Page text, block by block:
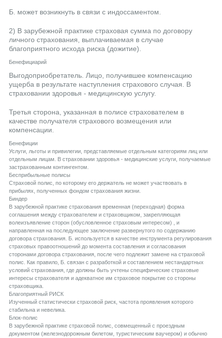
Б. может возникнуть в связи с индоссаментом.
2) В зарубежной практике страховая сумма по договору
личного страхования, выплачиваемая в случае
благоприятного исхода риска (дожитие).
Бенефициарий
Выгодоприобретатель. Лицо, получившее компенсацию
ущерба в результате наступления страхового случая. В
страховании здоровья - медицинскую услугу.
Третья сторона, указанная в полисе страхователем в
качестве получателя страхового возмещения или
компенсации.
Бенефиции
Услуги, льготы и привилегии, представляемые отдельным категориям лиц или
отдельным лицам. В страховании здоровья - медицинские услуги, получаемые
застрахованным контингентом.
Бесприбыльные полисы
Страховой полис, по которому его держатель не может участвовать в
прибылях, полученных фондом страхования жизни.
Биндер
В зарубежной практике страхования временная (переходная) форма
соглашения между страхователем и страховщиком, закрепляющая
волеизъявление сторон (обусловленное страховым интересом) , и
направленная на последующее заключение развернутого по содержанию
договора страхования. Б. используется в качестве инструмента регулирования
страховых правоотношений до момента составления и согласования
сторонами договора страхования, после чего подлежит замене на страховой
полис. Как правило, Б. связан с разработкой и составлением нестандартных
условий страхования, где должны быть учтены специфические страховые
интересы страхователя и адекватное им страховое покрытие со стороны
страховщика.
Благоприятный РИСК
Изученный статистически страховой риск, частота проявления которого
стабильна и невелика.
Блок-полис
В зарубежной практике страховой полис, совмещенный с проездным
документом (железнодорожным билетом, туристическим ваучером) и обычно